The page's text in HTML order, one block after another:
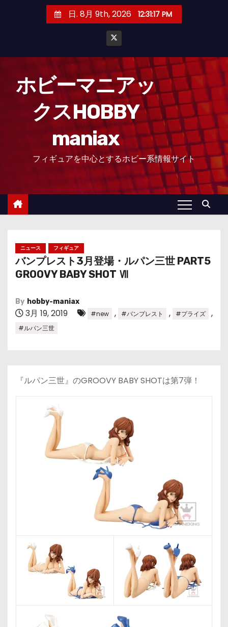
日. 8月 9th, 2026 12:31:18 PM
ホビーマニアッ
クスHOBBY
maniax
フィギュアを中心とするホビー系情報サイト
ニュース フィギュア
バンプレスト3月登場・ルパン三世 PART5
GROOVY BABY SHOT Ⅶ
By hobby-maniax
3月 19, 2019 #new , #バンプレスト , #プライズ ,
#ルパン三世
『ルパン三世』のGROOVY BABY SHOTは第7弾！